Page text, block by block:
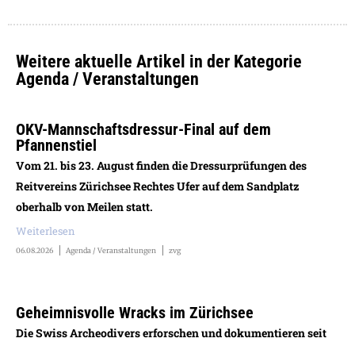
Weitere aktuelle Artikel in der Kategorie
Agenda / Veranstaltungen
OKV-Mannschaftsdressur-Final auf dem
Pfannenstiel
Vom 21. bis 23. August finden die Dressurprüfungen des
Reitvereins Zürichsee Rechtes Ufer auf dem Sandplatz
oberhalb von Meilen statt.
Weiterlesen
06.08.2026 Agenda / Veranstaltungen zvg
Geheimnisvolle Wracks im Zürichsee
Die Swiss Archeodivers erforschen und dokumentieren seit